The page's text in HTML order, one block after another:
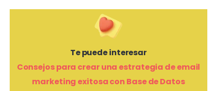
Te puede interesar
Consejos para crear una estrategia de email
marketing exitosa con Base de Datos